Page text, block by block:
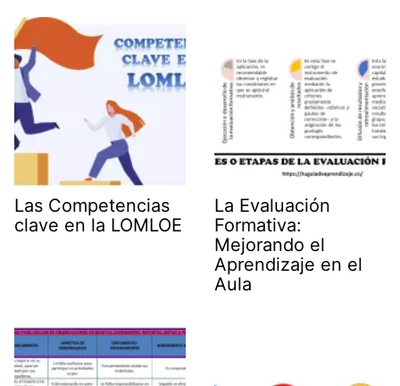
Las Competencias
clave en la LOMLOE
La Evaluación
Formativa:
Mejorando el
Aprendizaje en el
Aula